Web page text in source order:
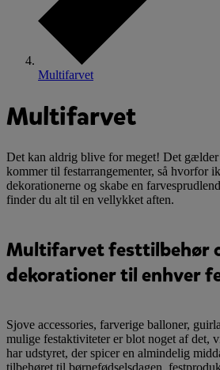
Multifarvet
Multifarvet
Det kan aldrig blive for meget! Det
kommer til festarrangementer, så hvorfor
dekorationerne og skabe en
finder du alt til en vellykket aften.
Multifarvet festtilbehør
dekorationer til enhver
Sjove accessories, farverige balloner,
mulige festaktiviteter er blot noget af det,
har udstyret, der spicer en almindelig
tilbehøret til børnefødselsdagen,